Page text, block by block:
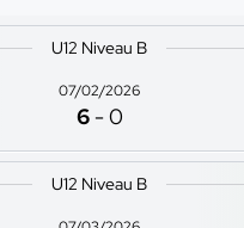
U12 Niveau B
07/02/2026
6 -0
U12 Niveau B